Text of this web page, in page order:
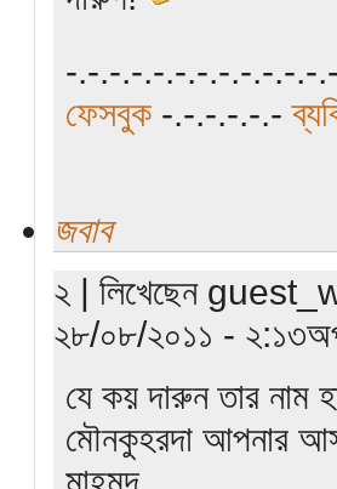
-.-.-.-.-.-.-.-.-.-.-.-
ফেসবুক-.-.-.-.-.-
জবাব
২ | লিখেছেন
২৮/০৮/২০১১ -
যে কয় দারুন তার নাম
মৌনকুহরদা আপনার
মাহমুদ